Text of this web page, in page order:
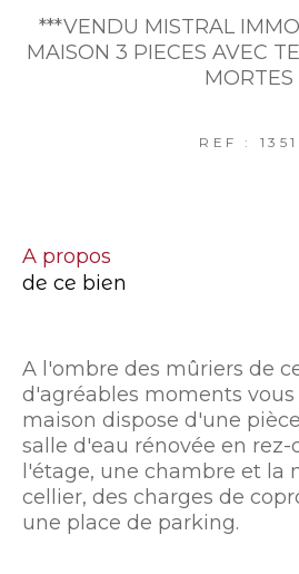
***VENDU MISTRAL
MAISON 3 PIECES AVEC
MORTES
REF : 1351
a propos
de ce bien
A l'ombre des mûriers de
d'agréables moments
maison dispose d'une
salle d'eau rénovée en rez-
l'étage, une chambre et la
cellier, des charges de
une place de parking.